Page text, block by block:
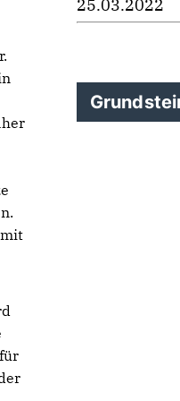
25.03.2022